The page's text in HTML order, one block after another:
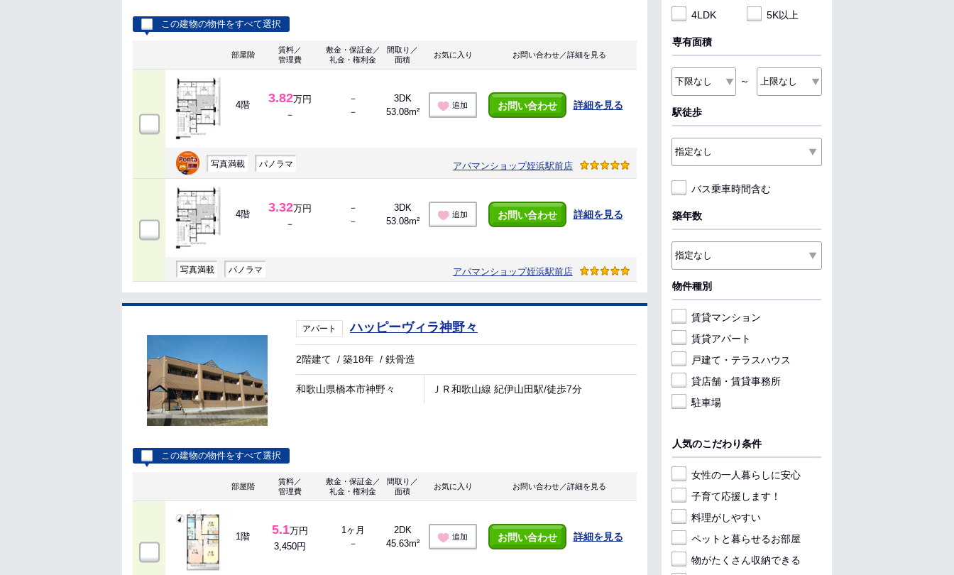
この建物の物件をすべて選択
部屋階
賃料／
管理費
敷金・保証金／
礼金・権利金
間取り／
面積
お気に入り お問い合わせ／詳細を見る
4階 3.82万円
－
－
－
3DK
53.08m²
追加 お問い合わせ 詳細を見る
写真満載 パノラマ アパマンショップ姪浜駅前店
4階 3.32万円
－
－
－
3DK
53.08m²
追加 お問い合わせ 詳細を見る
写真満載 パノラマ アパマンショップ姪浜駅前店
アパート ハッピーヴィラ神野々
2階建て /築18年 /鉄骨造
和歌山県橋本市神野々 ＪＲ和歌山線 紀伊山田駅/徒歩7分
この建物の物件をすべて選択
部屋階
賃料／
管理費
敷金・保証金／
礼金・権利金
間取り／
面積
お気に入り お問い合わせ／詳細を見る
1階 5.1万円
3,450円
1ヶ月
－
2DK
45.63m²
追加 お問い合わせ 詳細を見る
4LDK
5K以上
専有面積
～
駅徒歩
バス乗車時間含む
築年数
物件種別
賃貸マンション
賃貸アパート
戸建て・テラスハウス
貸店舗・賃貸事務所
駐車場
人気のこだわり条件
女性の一人暮らしに安心
子育て応援します！
料理がしやすい
ペットと暮らせるお部屋
物がたくさん収納できる